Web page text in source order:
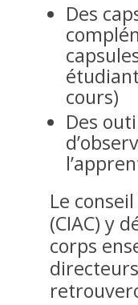
Des
cours)
Des
Le
(CIAC) y
corps